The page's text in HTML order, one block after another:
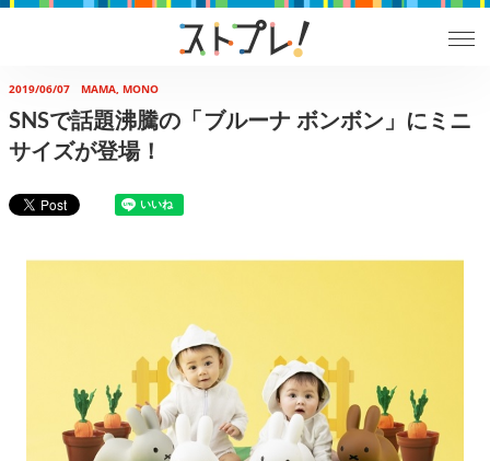
2019/06/07 MAMA, MONO
SNSで話題沸騰の「ブルーナ ボンボン」にミニ
サイズが登場！